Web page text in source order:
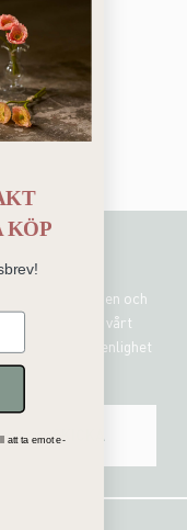
erbjudanden och
på vårt
information i enlighet
SKICKA
KÖP
att ta emot e-